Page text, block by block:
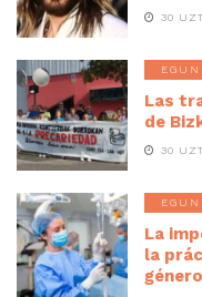
30
Las
de
30
La
la
género